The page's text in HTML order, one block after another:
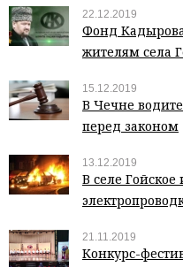
22.12.2019
Фонд
жителям села
15.12.2019
В Чечне
перед законом
13.12.2019
В селе Гойское
21.11.2019
Конкурс-